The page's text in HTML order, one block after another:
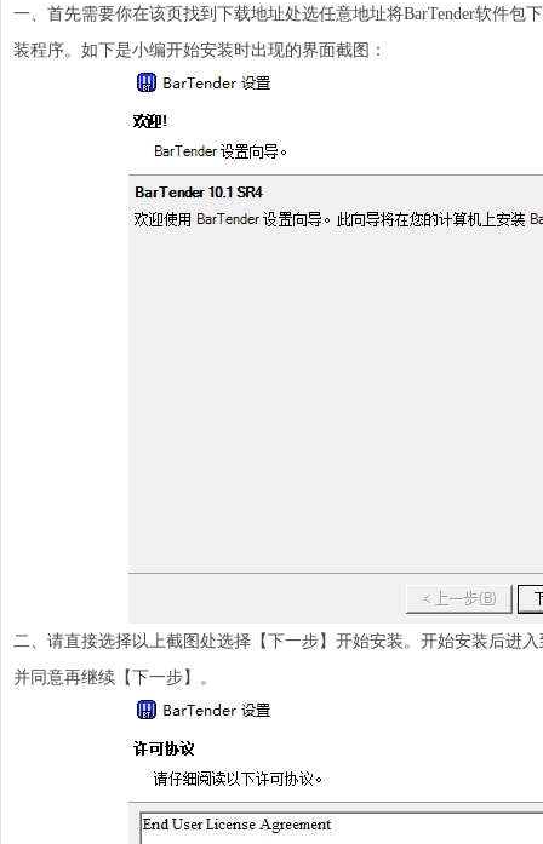
一、首先需要你在该页找到下载地址处选任意地址将BarTender软件包
装程序。如下是小编开始安装时出现的界面截图：
二、请直接选择以上截图处选择【下一步】开始安装。开始安装后进
并同意再继续【下一步】。